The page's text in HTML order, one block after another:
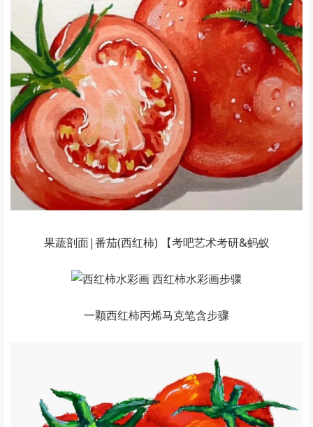
果蔬剖面|番茄(西红柿) 【考吧艺术考研&蚂蚁
一颗西红柿丙烯马克笔含步骤